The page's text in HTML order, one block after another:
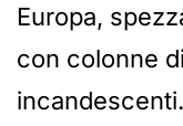
Europa,
con colonne